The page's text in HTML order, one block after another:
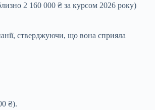
2 160 000 ₴ за курсом 2026 року)
стверджуючи, що вона сприяла
₴).